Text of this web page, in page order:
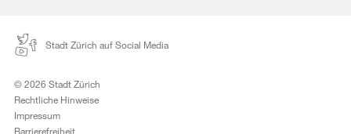
Stadt Zürich auf Social Media
© 2026 Stadt Zürich
Rechtliche Hinweise
Impressum
Barrierefreiheit